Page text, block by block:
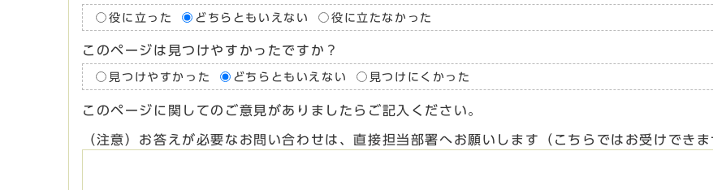
役に立った どちらともいえない 役に立たなかった
このページは見つけやすかったですか？
見つけやすかった どちらともいえない 見つけにくかった
このページに関してのご意見がありましたらご記入ください。
（注意）お答えが必要なお問い合わせは、直接担当部署へお願いします（こちらではお受けできま